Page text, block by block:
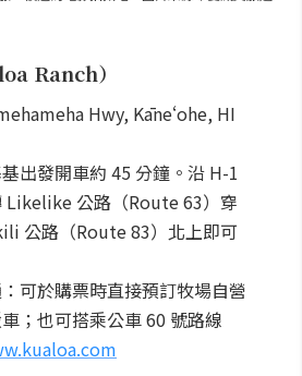
Ranch）
Hwy, Kāneʻohe, HI
出發開車約 45 分鐘。沿 H-1
Likelike 公路（Route 63）穿
公路（Route 83）北上即可
可於購票時直接預訂牧場自營
；也可搭乘公車 60 號路線